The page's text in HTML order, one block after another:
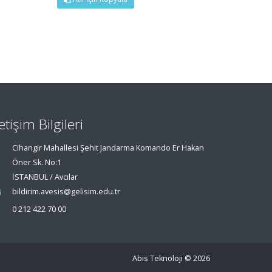
Bilgileri
Cihangir Mahallesi Şehit Jandarma Komando Er Hakan
Öner Sk. No:1
İSTANBUL / Avcılar
bildirim.avesis@gelisim.edu.tr
0 212 422 70 00
Abis Teknoloji © 2026